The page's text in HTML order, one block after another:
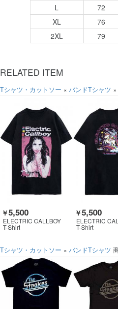
L
72
XL
76
2XL
79
RELATED ITEM
Tシャツ・カットソー × バンドTシャツ ×
￥5,500
ELECTRIC CALLBOY
T-Shirt
￥5,500
ELECTRIC
T-Shirt
Tシャツ・カットソー × バンドTシャツ